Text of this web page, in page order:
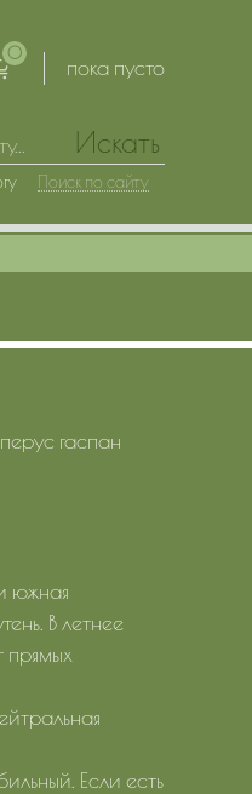
гаспан
южная
В летнее
прямых
Если есть
0
пока пусто
Искать
Поиск по сайту